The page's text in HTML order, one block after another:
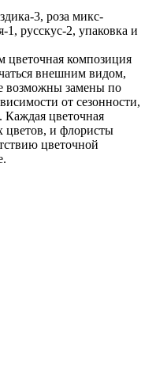
3, роза микс-
русскус-2, упаковка и
цветочная композиция
внешним видом,
возможны замены по
от сезонности,
Каждая цветочная
цветов, и флористы
цветочной